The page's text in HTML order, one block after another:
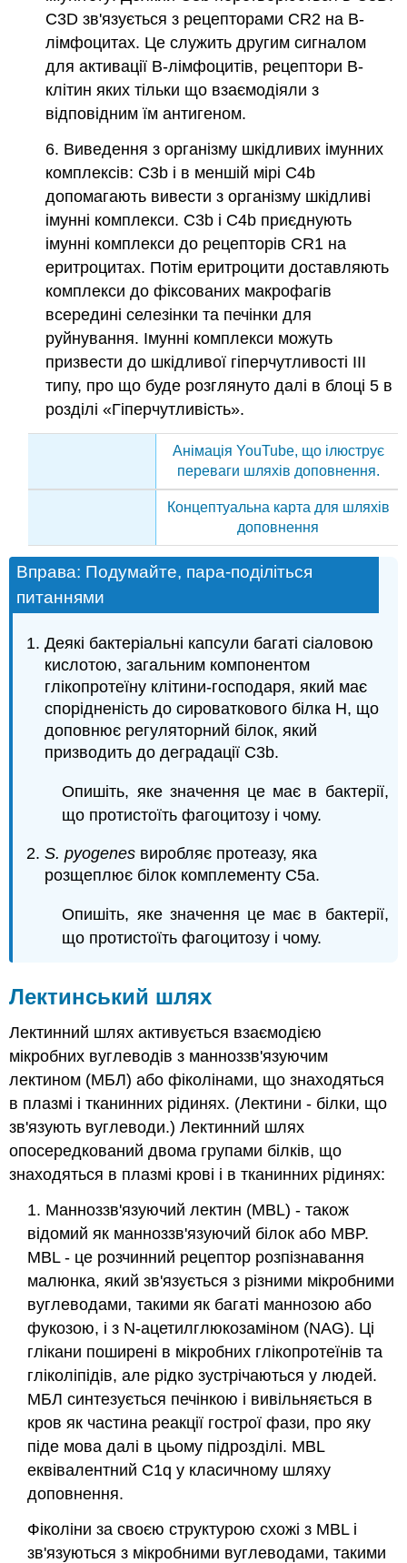
C3D зв'язується з рецепторами CR2 на В-
лімфоцитах. Це служить другим сигналом
для активації В-лімфоцитів, рецептори В-
клітин яких тільки що взаємодіяли з
відповідним їм антигеном.
6. Виведення з організму шкідливих імунних
комплексів: C3b і в меншій мірі С4b
допомагають вивести з організму шкідливі
імунні комплекси. C3b і C4b приєднують
імунні комплекси до рецепторів CR1 на
еритроцитах. Потім еритроцити доставляють
комплекси до фіксованих макрофагів
всередині селезінки та печінки для
руйнування. Імунні комплекси можуть
призвести до шкідливої гіперчутливості III
типу, про що буде розглянуто далі в блоці 5 в
розділі «Гіперчутливість».
Анімація YouTube, що ілюструє
переваги шляхів доповнення.
Концептуальна карта для шляхів
доповнення
Вправа: Подумайте, пара-поділіться
питаннями
Деякі бактеріальні капсули багаті сіаловою
кислотою, загальним компонентом
глікопротеїну клітини-господаря, який має
спорідненість до сироваткового білка Н, що
доповнює регуляторний білок, який
призводить до деградації C3b.
Опишіть, яке значення це має в бактерії,
що протистоїть фагоцитозу і чому.
S. pyogenes виробляє протеазу, яка
розщеплює білок комплементу C5a.
Опишіть, яке значення це має в бактерії,
що протистоїть фагоцитозу і чому.
Лектинський шлях
Лектинний шлях активується взаємодією
мікробних вуглеводів з манноззв'язуючим
лектином (МБЛ) або фіколінами, що знаходяться
в плазмі і тканинних рідинях. (Лектини - білки, що
зв'язують вуглеводи.) Лектинний шлях
опосередкований двома групами білків, що
знаходяться в плазмі крові і в тканинних рідинях:
1. Манноззв'язуючий лектин (MBL) - також
відомий як манноззв'язуючий білок або MBP.
MBL - це розчинний рецептор розпізнавання
малюнка, який зв'язується з різними мікробними
вуглеводами, такими як багаті маннозою або
фукозою, і з N-ацетилглюкозаміном (NAG). Ці
глікани поширені в мікробних глікопротеїнів та
гліколіпідів, але рідко зустрічаються у людей.
МБЛ синтезується печінкою і вивільняється в
кров як частина реакції гострої фази, про яку
піде мова далі в цьому підрозділі. MBL
еквівалентний C1q у класичному шляху
доповнення.
Фіколіни за своєю структурою схожі з MBL і
зв'язуються з мікробними вуглеводами, такими